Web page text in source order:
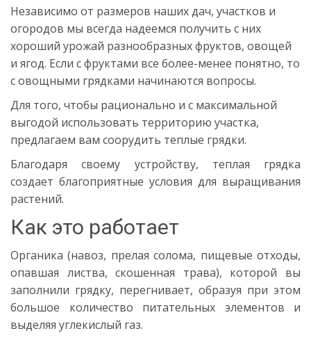
Независимо от размеров наших дач, участков и
огородов мы всегда надеемся получить с них
хороший урожай разнообразных фруктов, овощей
и ягод. Если с фруктами все более-менее понятно, то
с овощными грядками начинаются вопросы.
Для того, чтобы рационально и с максимальной
выгодой использовать территорию участка,
предлагаем вам соорудить теплые грядки.
Благодаря своему устройству, теплая грядка
создает благоприятные условия для выращивания
растений.
Как это работает
Органика (навоз, прелая солома, пищевые отходы,
опавшая листва, скошенная трава), которой вы
заполнили грядку, перегнивает, образуя при этом
большое количество питательных элементов и
выделяя углекислый газ.